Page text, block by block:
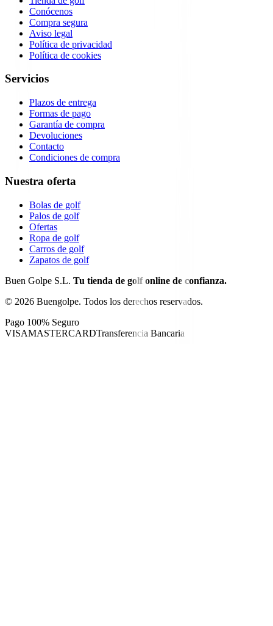
Conócenos
Compra segura
Aviso legal
Política de privacidad
Política de cookies
Servicios
Plazos de entrega
Formas de pago
Garantía de compra
Devoluciones
Contacto
Condiciones de compra
Nuestra oferta
Bolas de golf
Palos de golf
Ofertas
Ropa de golf
Carros de golf
Zapatos de golf
Buen Golpe S.L. Tu tienda de golf online de confianza.
© 2026 Buengolpe. Todos los derechos reservados.
Pago 100% Seguro
VISAMASTERCARDTransferencia Bancaria